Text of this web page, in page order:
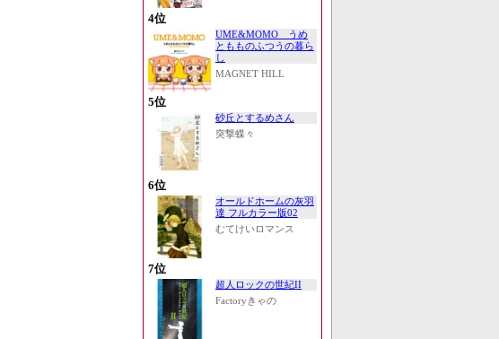
4位
UME&MOMO うめ
ともものふつうの暮ら
し
MAGNET HILL
5位
砂丘とするめさん
突撃蝶々
6位
オールドホームの灰羽
達 フルカラー版02
むてけいロマンス
7位
超人ロックの世紀II
Factoryきゃの